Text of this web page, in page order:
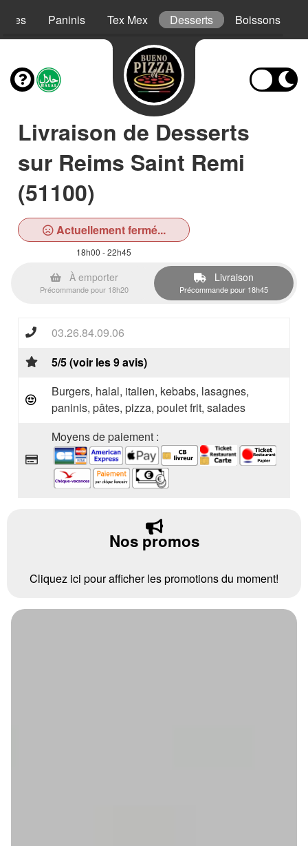
Paninis Tex Mex Desserts Boissons
Livraison de Desserts
sur Reims Saint Remi
(51100)
Actuellement fermé...
18h00 - 22h45
À emporter
Précommande pour 18h20
Livraison
Précommande pour 18h45
03.26.84.09.06
5/5 (voir les 9 avis)
Burgers, halal, italien, kebabs, lasagnes,
paninis, pâtes, pizza, poulet frit, salades
Moyens de paiement :
Nos promos
Cliquez ici pour afficher les promotions du moment!